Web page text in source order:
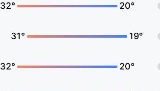
32° 20°
31° 19°
32° 20°